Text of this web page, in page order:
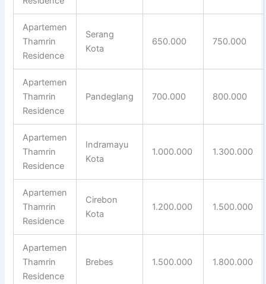
Apartemen
Thamrin
Residence
Serang
Kota
650.000 750.000
Apartemen
Thamrin
Residence
Pandeglang 700.000 800.000
Apartemen
Thamrin
Residence
Indramayu
Kota
1.000.000 1.300.000
Apartemen
Thamrin
Residence
Cirebon
Kota
1.200.000 1.500.000
Apartemen
Thamrin
Residence
Brebes 1.500.000 1.800.000